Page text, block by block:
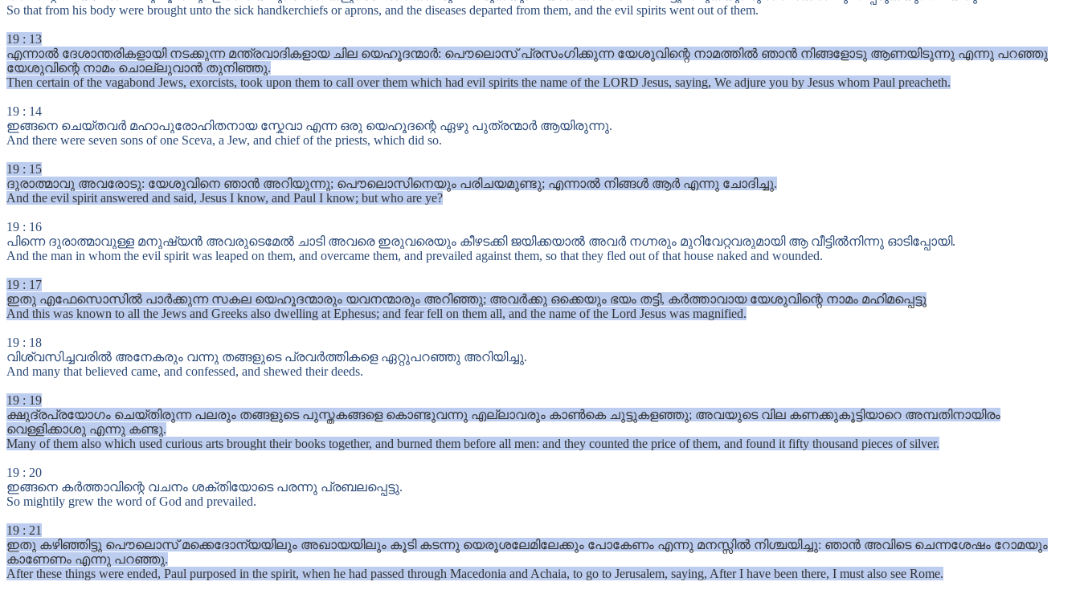
So that from his body were brought unto the sick handkerchiefs or aprons, and the diseases departed from them, and the evil spirits went out of them.
19 : 13
എന്നാൽ ദേശാന്തരികളായി നടക്കുന്ന മന്ത്രവാദികളായ ചില യെഹൂദന്മാർ: പൌലൊസ് പ്രസംഗിക്കുന്ന യേശുവിന്റെ നാമത്തിൽ ഞാൻ നിങ്ങളോടു ആണയിടുന്നു എന്നു പറഞ്ഞു
യേശുവിന്റെ നാമം ചൊല്ലുവാൻ തുനിഞ്ഞു.
Then certain of the vagabond Jews, exorcists, took upon them to call over them which had evil spirits the name of the LORD Jesus, saying, We adjure you by Jesus whom Paul preacheth.
19 : 14
ഇങ്ങനെ ചെയ്തവർ മഹാപുരോഹിതനായ സ്കേവാ എന്ന ഒരു യെഹൂദന്റെ ഏഴു പുത്രന്മാർ ആയിരുന്നു.
And there were seven sons of one Sceva, a Jew, and chief of the priests, which did so.
19 : 15
ദുരാത്മാവു അവരോടു: യേശുവിനെ ഞാൻ അറിയുന്നു; പൌലൊസിനെയും പരിചയമുണ്ടു; എന്നാൽ നിങ്ങൾ ആർ എന്നു ചോദിച്ചു.
And the evil spirit answered and said, Jesus I know, and Paul I know; but who are ye?
19 : 16
പിന്നെ ദുരാത്മാവുള്ള മനുഷ്യൻ അവരുടെമേൽ ചാടി അവരെ ഇരുവരെയും കീഴടക്കി ജയിക്കയാൽ അവർ നഗ്നരും മുറിവേറ്റവരുമായി ആ വീട്ടിൽനിന്നു ഓടിപ്പോയി.
And the man in whom the evil spirit was leaped on them, and overcame them, and prevailed against them, so that they fled out of that house naked and wounded.
19 : 17
ഇതു എഫേസൊസിൽ പാർക്കുന്ന സകല യെഹൂദന്മാരും യവനന്മാരും അറിഞ്ഞു; അവർക്കു ഒക്കെയും ഭയം തട്ടി, കർത്താവായ യേശുവിന്റെ നാമം മഹിമപ്പെട്ടു
And this was known to all the Jews and Greeks also dwelling at Ephesus; and fear fell on them all, and the name of the Lord Jesus was magnified.
19 : 18
വിശ്വസിച്ചവരിൽ അനേകരും വന്നു തങ്ങളുടെ പ്രവർത്തികളെ ഏറ്റുപറഞ്ഞു അറിയിച്ചു.
And many that believed came, and confessed, and shewed their deeds.
19 : 19
ക്ഷുദ്രപ്രയോഗം ചെയ്തിരുന്ന പലരും തങ്ങളുടെ പുസ്തകങ്ങളെ കൊണ്ടുവന്നു എല്ലാവരും കാൺകെ ചുട്ടുകളഞ്ഞു; അവയുടെ വില കണക്കുകൂട്ടിയാറെ അമ്പതിനായിരം
വെള്ളിക്കാശു എന്നു കണ്ടു.
Many of them also which used curious arts brought their books together, and burned them before all men: and they counted the price of them, and found it fifty thousand pieces of silver.
19 : 20
ഇങ്ങനെ കർത്താവിന്റെ വചനം ശക്തിയോടെ പരന്നു പ്രബലപ്പെട്ടു.
So mightily grew the word of God and prevailed.
19 : 21
ഇതു കഴിഞ്ഞിട്ടു പൌലൊസ് മക്കെദോന്യയിലും അഖായയിലും കൂടി കടന്നു യെരൂശലേമിലേക്കും പോകേണം എന്നു മനസ്സിൽ നിശ്ചയിച്ചു: ഞാൻ അവിടെ ചെന്നശേഷം റോമയും
കാണേണം എന്നു പറഞ്ഞു.
After these things were ended, Paul purposed in the spirit, when he had passed through Macedonia and Achaia, to go to Jerusalem, saying, After I have been there, I must also see Rome.